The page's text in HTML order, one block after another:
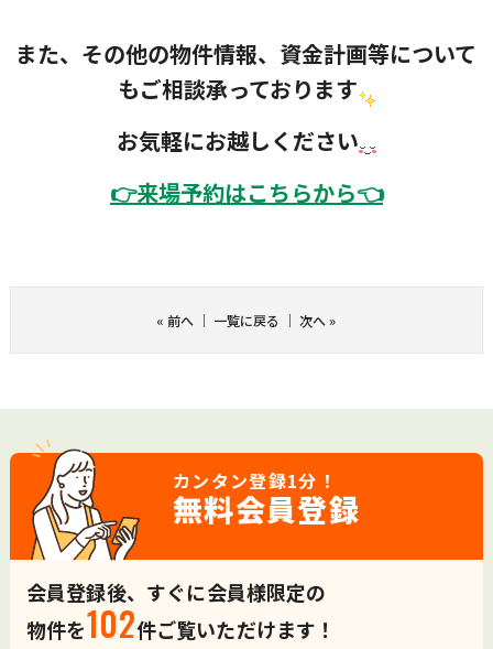
また、その他の物件情報、資金計画等について
もご相談承っております
お気軽にお越しください
👉来場予約はこちらから👈
« 前へ ｜ 一覧に戻る ｜次へ»
カンタン登録1分！
無料会員登録
会員登録後、すぐに会員様限定の
物件を102件ご覧いただけます！